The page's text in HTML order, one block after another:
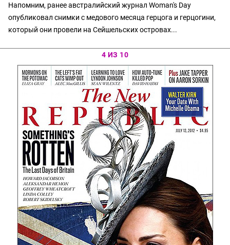
Напомним, ранее австралийский журнал Woman's Day
опубликовал снимки с медового месяца герцога и герцогини,
который они провели на Сейшельских островах...
4 ИЗ 10